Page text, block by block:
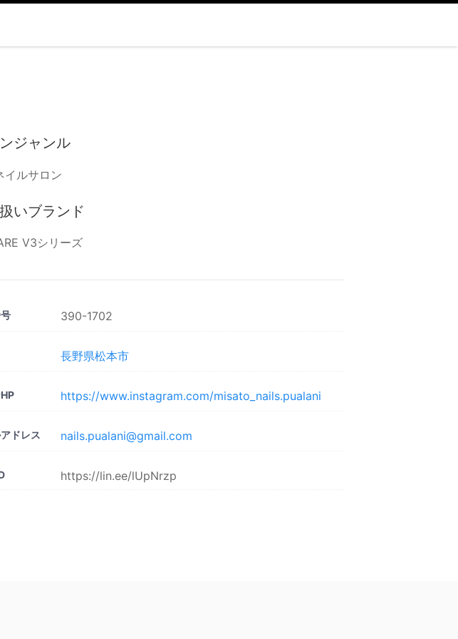
ジャンル
イルサロン
いブランド
V3シリーズ
390-1702
長野県松本市
https://www.instagram.com/misato_nails.pualani
ドレス nails.pualani@gmail.com
https://lin.ee/lUpNrzp